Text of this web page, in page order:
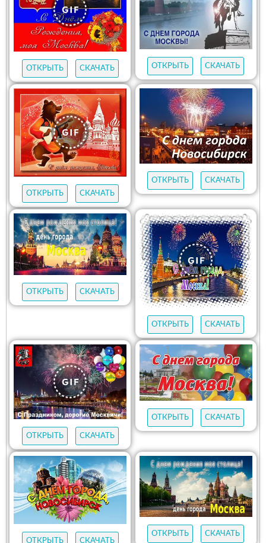
ОТКРЫТЬ СКАЧАТЬ ОТКРЫТЬ СКАЧАТЬ
ОТКРЫТЬ СКАЧАТЬ
ОТКРЫТЬ СКАЧАТЬ
ОТКРЫТЬ СКАЧАТЬ
ОТКРЫТЬ СКАЧАТЬ
ОТКРЫТЬ СКАЧАТЬ
ОТКРЫТЬ СКАЧАТЬ
ОТКРЫТЬ СКАЧАТЬ
ОТКРЫТЬ СКАЧАТЬ